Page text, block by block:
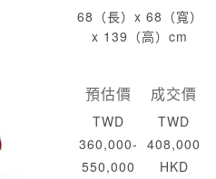
68（長）x 68（寬）
x 139（高）cm
預估價
TWD
360,000-
550,000
成交價
TWD
408,000
HKD